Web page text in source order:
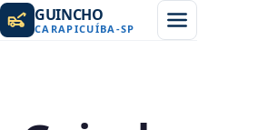
GUINCHO
CARAPICUÍBA -SP